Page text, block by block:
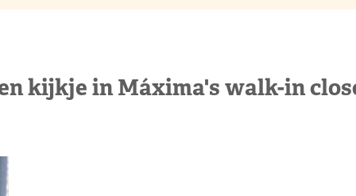
kijkje in Máxima's walk-in